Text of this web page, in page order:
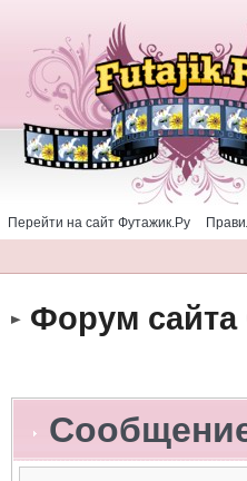
Перейти на сайт Футажик.Ру
Форум